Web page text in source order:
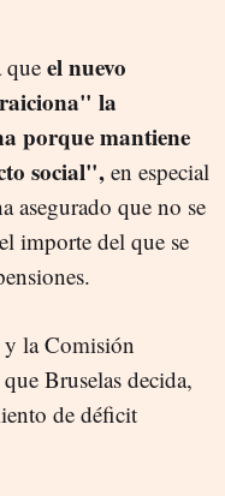
que el nuevo
la
porque mantiene
social", en especial
asegurado que no se
importe del que se
la Comisión
Bruselas decida,
de déficit